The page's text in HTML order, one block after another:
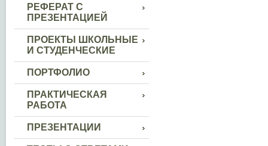
РЕФЕРАТ С
ПРЕЗЕНТАЦИЕЙ
ПРОЕКТЫ ШКОЛЬНЫЕ
И СТУДЕНЧЕСКИЕ
ПОРТФОЛИО
ПРАКТИЧЕСКАЯ
РАБОТА
ПРЕЗЕНТАЦИИ